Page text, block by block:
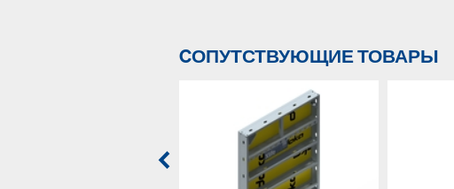
CОПУТСТВУЮЩИЕ ТОВАРЫ